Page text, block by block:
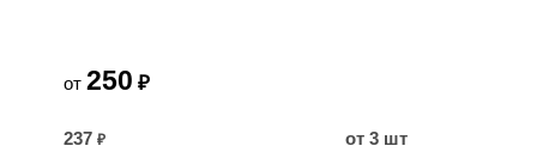
от 250 ₽
237 ₽
от 3 шт